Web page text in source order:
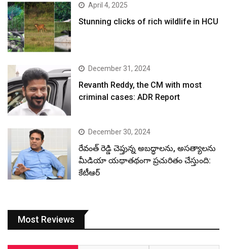
April 4, 2025
Stunning clicks of rich wildlife in HCU
December 31, 2024
Revanth Reddy, the CM with most
criminal cases: ADR Report
December 30, 2024
రేవంత్ రెడ్డి చెప్తున్న అబద్ధాలను, అసత్యాలను
మీడియా యథాతథంగా ప్రచురితం చేస్తుంది:
కేటీఆర్
Most Reviews